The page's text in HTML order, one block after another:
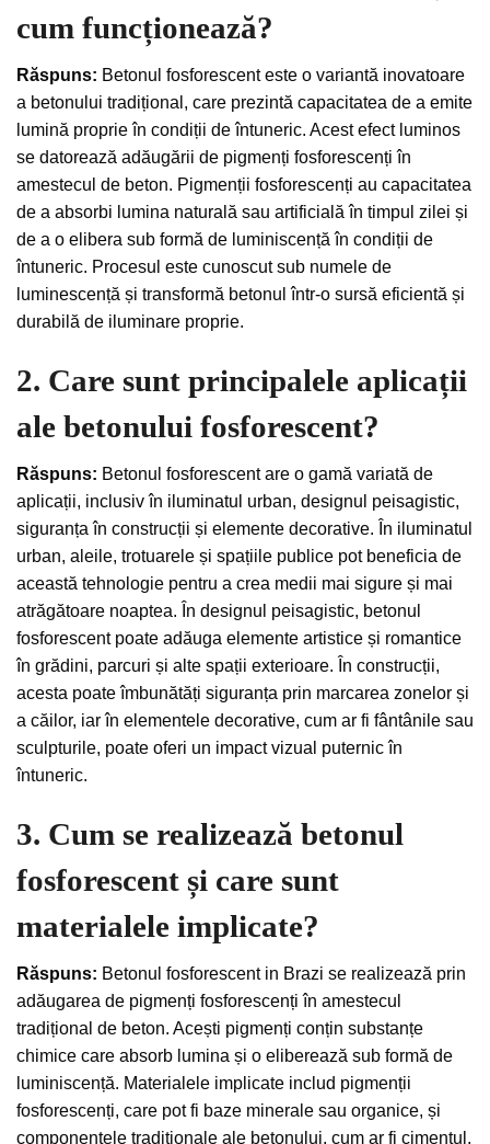
cum funcționează?
Răspuns: Betonul fosforescent este o variantă inovatoare
a betonului tradițional, care prezintă capacitatea de a emite
lumină proprie în condiții de întuneric. Acest efect luminos
se datorează adăugării de pigmenți fosforescenți în
amestecul de beton. Pigmenții fosforescenți au capacitatea
de a absorbi lumina naturală sau artificială în timpul zilei și
de a o elibera sub formă de luminiscență în condiții de
întuneric. Procesul este cunoscut sub numele de
luminescență și transformă betonul într-o sursă eficientă și
durabilă de iluminare proprie.
2. Care sunt principalele aplicații
ale betonului fosforescent?
Răspuns: Betonul fosforescent are o gamă variată de
aplicații, inclusiv în iluminatul urban, designul peisagistic,
siguranța în construcții și elemente decorative. În iluminatul
urban, aleile, trotuarele și spațiile publice pot beneficia de
această tehnologie pentru a crea medii mai sigure și mai
atrăgătoare noaptea. În designul peisagistic, betonul
fosforescent poate adăuga elemente artistice și romantice
în grădini, parcuri și alte spații exterioare. În construcții,
acesta poate îmbunătăți siguranța prin marcarea zonelor și
a căilor, iar în elementele decorative, cum ar fi fântânile sau
sculpturile, poate oferi un impact vizual puternic în
întuneric.
3. Cum se realizează betonul
fosforescent și care sunt
materialele implicate?
Răspuns: Betonul fosforescent in Brazi se realizează prin
adăugarea de pigmenți fosforescenți în amestecul
tradițional de beton. Acești pigmenți conțin substanțe
chimice care absorb lumina și o eliberează sub formă de
luminiscență. Materialele implicate includ pigmenții
fosforescenți, care pot fi baze minerale sau organice, și
componentele tradiționale ale betonului, cum ar fi cimentul,